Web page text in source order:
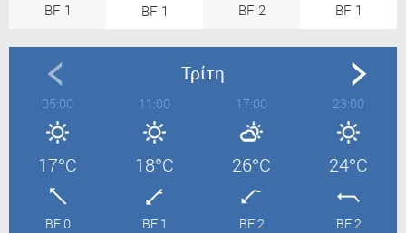
BF 1 BF 1 BF 2 BF 1
Τρίτη
05:00
17°C
BF 0
11:00
18°C
BF 1
17:00
26°C
BF 2
23:00
24°C
BF 2